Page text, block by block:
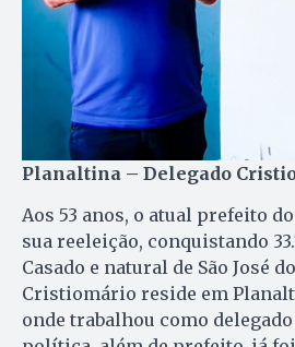
Planaltina – Delegado
Aos 53 anos, o atual prefeito
sua reeleição, conquistando
Casado e natural de São José
Cristiomário reside em
onde trabalhou como